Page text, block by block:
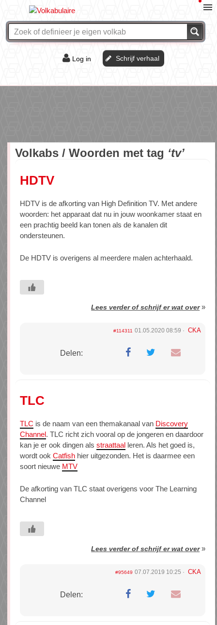
Log in Schrijf verhaal
Volkabs / Woorden met tag ‘tv’
HDTV
HDTV is de afkorting van High Definition TV. Met andere
woorden: het apparaat dat nu in jouw woonkamer staat en
een prachtig beeld kan tonen als de kanalen dit
ondersteunen.
De HDTV is overigens al meerdere malen achterhaald.
Lees verder of schrijf er wat over»
#114311 01.05.2020 08:59 CKA
Delen:
TLC
TLC is de naam van een themakanaal van Discovery
Channel. TLC richt zich vooral op de jongeren en daardoor
kan je er ook dingen als straattaal leren. Als het goed is,
wordt ook Catfish hier uitgezonden. Het is daarmee een
soort nieuwe MTV
De afkorting van TLC staat overigens voor The Learning
Channel
Lees verder of schrijf er wat over»
#95649 07.07.2019 10:25 CKA
Delen: